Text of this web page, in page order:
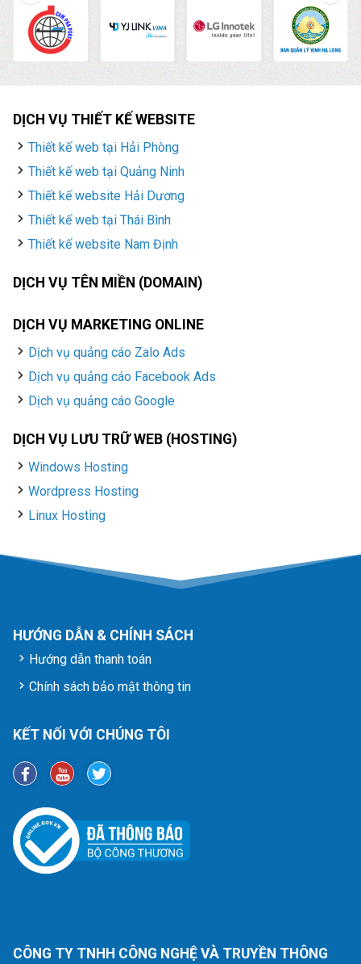
DỊCH VỤ THIẾT KẾ WEBSITE
Thiết kế web tại Hải Phòng
Thiết kế web tại Quảng Ninh
Thiết kế website Hải Dương
Thiết kế web tại Thái Bình
Thiết kế website Nam Định
DỊCH VỤ TÊN MIỀN (DOMAIN)
DỊCH VỤ MARKETING ONLINE
Dịch vụ quảng cáo Zalo Ads
Dịch vụ quảng cáo Facebook Ads
Dịch vụ quảng cáo Google
DỊCH VỤ LƯU TRỮ WEB (HOSTING)
Windows Hosting
Wordpress Hosting
Linux Hosting
HƯỚNG DẪN & CHÍNH SÁCH
Hướng dẫn thanh toán
Chính sách bảo mật thông tin
KẾT NỐI VỚI CHÚNG TÔI
CÔNG TY TNHH CÔNG NGHỆ VÀ TRUYỀN THÔNG